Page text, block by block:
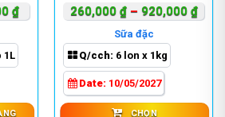
₫.
₫Giá
tại
là:
250,000 ₫.
1L
260,000 ₫ – 920,000 ₫
Sữa đặc
Q/cch: 6 lon x 1kg
Date: 10/05/2027
CHỌN
có
nhiều
biến
thể.
Các
tùy
chọn